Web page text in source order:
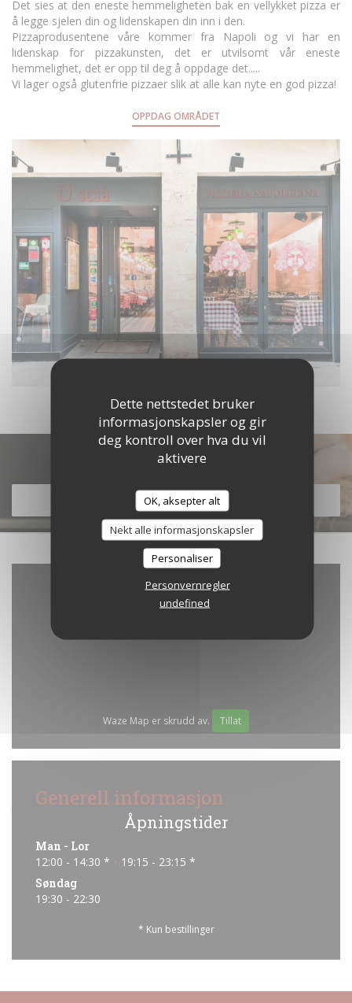
Dette nettstedet bruker
informasjonskapsler og gir
deg kontroll over hva du vil
aktivere
OK, aksepter alt
Nekt alle informasjonskapsler
Personaliser
Personvernregler
undefined
Det sies at den eneste hemmeligheten bak en vellykket pizza er
å legge sjelen din og lidenskapen din inn i den.
Pizzaprodusentene våre kommer fra Napoli og vi har en
lidenskap for pizzakunsten, det er utvilsomt vår eneste
hemmelighet, det er opp til deg å oppdage det.....
Vi lager også glutenfrie pizzaer slik at alle kan nyte en god pizza!
OPPDAG OMRÅDET
Oppdag vår meny
OPPDAG VÅR MENY
Waze Map er skrudd av. Tillat
Generell informasjon
Åpningstider
Man - Lor
12:00 - 14:30 * • 19:15 - 23:15 *
Søndag
19:30 - 22:30
* Kun bestillinger